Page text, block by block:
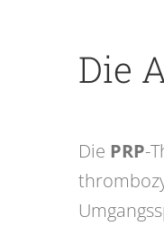
Die
Die PRP-